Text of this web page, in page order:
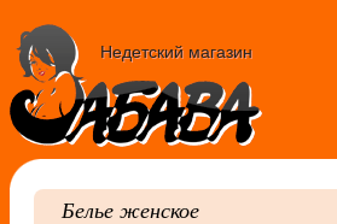
Недетский магазин
Белье женское